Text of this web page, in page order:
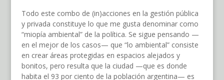
Todo este combo de (in)acciones en la gestión pública
y privada constituye lo que me gusta denominar como
“miopía ambiental” de la política. Se sigue pensando —
en el mejor de los casos— que “lo ambiental” consiste
en crear áreas protegidas en espacios alejados y
bonitos, pero resulta que la ciudad —que es donde
habita el 93 por ciento de la población argentina— es